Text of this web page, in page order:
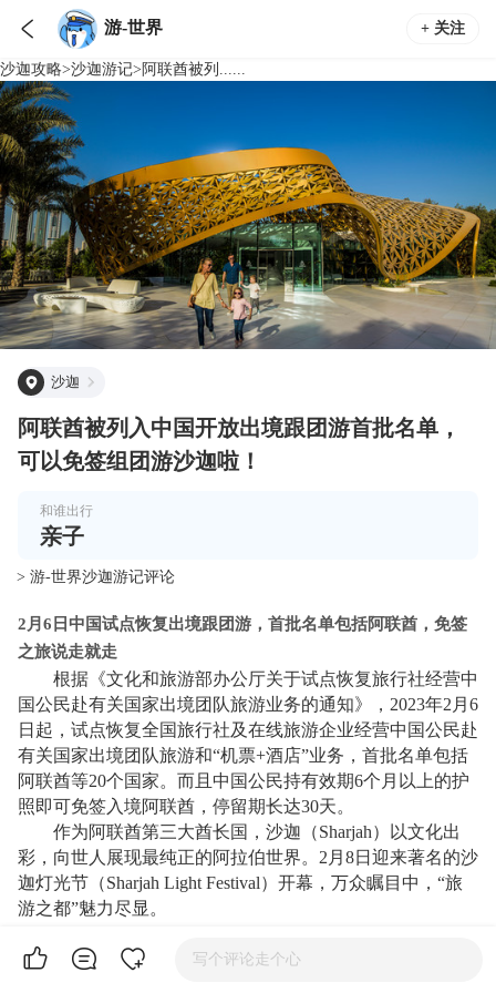
 游-世界 + 关注
沙迦攻略>沙迦游记> 阿联酋被列......
沙迦
阿联酋被列入中国开放出境跟团游首批名单，
可以免签组团游沙迦啦！
和谁出行
亲子
> 游-世界沙迦游记评论
2月6日中国试点恢复出境跟团游，首批名单包括阿联酋，免签
之旅说走就走
根据《文化和旅游部办公厅关于试点恢复旅行社经营中
国公民赴有关国家出境团队旅游业务的通知》，2023年2月6
日起，试点恢复全国旅行社及在线旅游企业经营中国公民赴
有关国家出境团队旅游和“机票+酒店”业务，首批名单包括
阿联酋等20个国家。而且中国公民持有效期6个月以上的护
照即可免签入境阿联酋，停留期长达30天。
作为阿联酋第三大酋长国，沙迦（Sharjah）以文化出
彩，向世人展现最纯正的阿拉伯世界。2月8日迎来著名的沙
迦灯光节（Sharjah Light Festival）开幕，万众瞩目中，“旅
游之都”魅力尽显。
写个评论走个心